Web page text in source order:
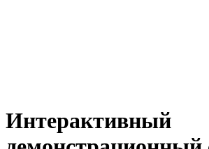
Интерактивный